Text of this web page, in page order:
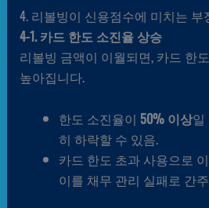
4. 리볼빙이 신용점수에 미치는 부
4-1. 카드 한도 소진율 상승
리볼빙 금액이 이월되면, 카드 한
높아집니다.
한도 소진율이 50% 이상일
히 하락할 수 있음.
카드 한도 초과 사용으로
이를 채무 관리 실패로 간